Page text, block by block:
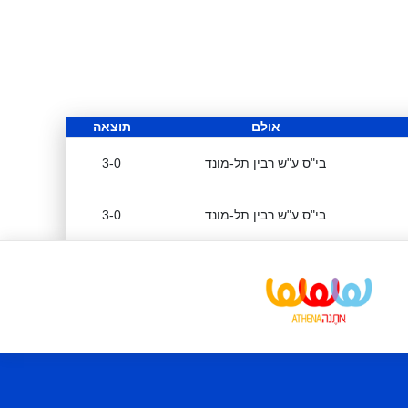
תוצאה אולם
3-0 בי"ס ע"ש רבין תל-מונד
3-0 בי"ס ע"ש רבין תל-מונד